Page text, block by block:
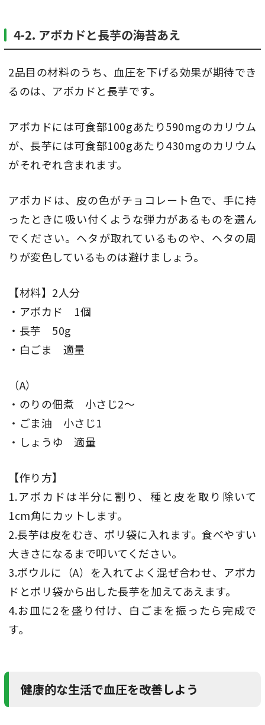
4-2. アボカドと長芋の海苔あえ
2品目の材料のうち、血圧を下げる効果が期待でき
るのは、アボカドと長芋です。
アボカドには可食部100gあたり590mgのカリウム
が、長芋には可食部100gあたり430mgのカリウム
がそれぞれ含まれます。
アボカドは、皮の色がチョコレート色で、手に持
ったときに吸い付くような弾力があるものを選ん
でください。ヘタが取れているものや、ヘタの周
りが変色しているものは避けましょう。
【材料】2人分
・アボカド 1個
・長芋 50g
・白ごま 適量
（A）
・のりの佃煮 小さじ2～
・ごま油 小さじ1
・しょうゆ 適量
【作り方】
1.アボカドは半分に割り、種と皮を取り除いて
1cm角にカットします。
2.長芋は皮をむき、ポリ袋に入れます。食べやすい
大きさになるまで叩いてください。
3.ボウルに（A）を入れてよく混ぜ合わせ、アボカ
ドとポリ袋から出した長芋を加えてあえます。
4.お皿に2を盛り付け、白ごまを振ったら完成で
す。
健康的な生活で血圧を改善しよう